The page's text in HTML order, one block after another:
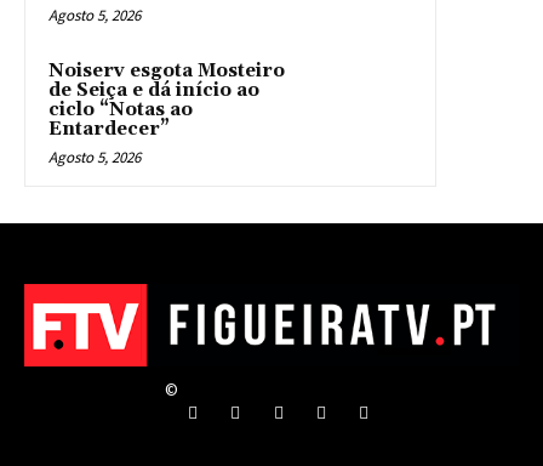
Agosto 5, 2026
Noiserv esgota Mosteiro
de Seiça e dá início ao
ciclo “Notas ao
Entardecer”
Agosto 5, 2026
©